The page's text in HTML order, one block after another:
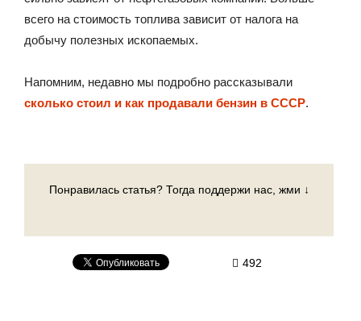
всего на стоимость топлива зависит от налога на
добычу полезных ископаемых.
Напомним, недавно мы подробно рассказывали
сколько стоил и как продавали бензин в СССР.
Понравилась статья? Тогда поддержи нас, жми ↓
492